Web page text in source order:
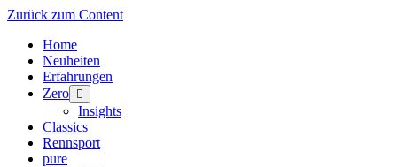
Zurück zum Content
Home
Neuheiten
Erfahrungen
Zero Menü
öffnen
Insights
Classics
Rennsport
pure